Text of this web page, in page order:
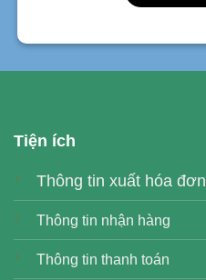
Tiện ích
Thông tin xuất hóa đơn
Thông tin nhận hàng
Thông tin thanh toán